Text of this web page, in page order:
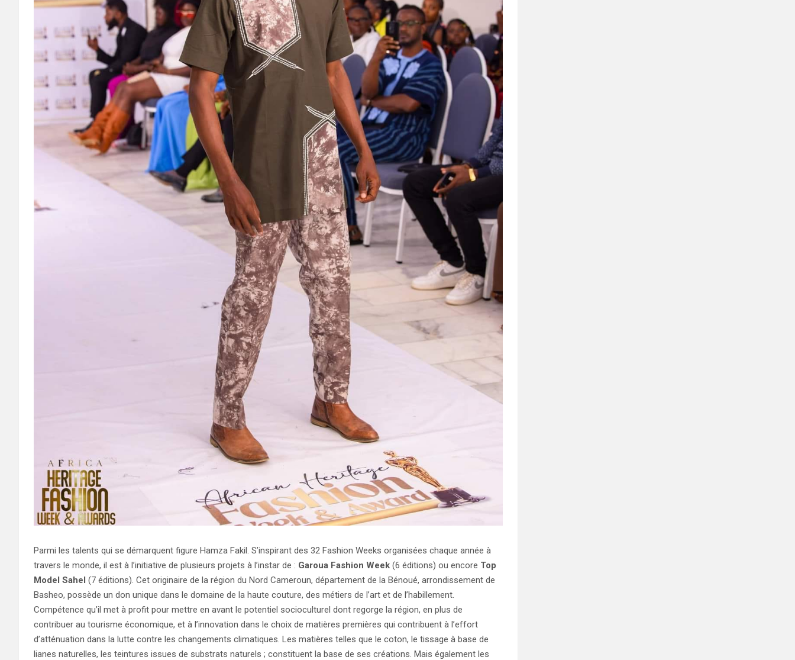
Parmi les talents qui se démarquent figure Hamza Fakil. S’inspirant des 32 Fashion Weeks organisées chaque année à
travers le monde, il est à l’initiative de plusieurs projets à l’instar de : Garoua Fashion Week (6 éditions) ou encore Top
Model Sahel (7 éditions). Cet originaire de la région du Nord Cameroun, département de la Bénoué, arrondissement de
Basheo, possède un don unique dans le domaine de la haute couture, des métiers de l’art et de l’habillement.
Compétence qu’il met à profit pour mettre en avant le potentiel socioculturel dont regorge la région, en plus de
contribuer au tourisme économique, et à l’innovation dans le choix de matières premières qui contribuent à l’effort
d’atténuation dans la lutte contre les changements climatiques. Les matières telles que le coton, le tissage à base de
lianes naturelles, les teintures issues de substrats naturels ; constituent la base de ses créations. Mais également les